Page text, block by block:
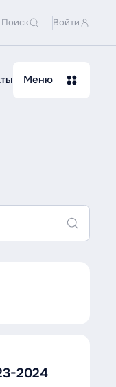
Поиск Войти
Меню
2024